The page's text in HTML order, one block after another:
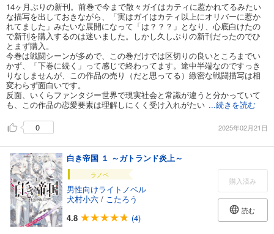
14ヶ月ぶりの新刊。前巻で今まで散々ガイはカティに惹かれてるみたい
な描写を出しておきながら、「実はガイはカティ以上にオリバーに惹か
れてました」みたいな展開になって「は？？？」となり、心底白けたの
で新刊を購入するのは迷いました。しかし久しぶりの新刊だったのでひ
とまず購入。
今巻は戦闘シーンが多めで、この巻だけでは区切りの良いところまでい
かず、「下巻に続く」って感じで終わってます。途中半端なのですっき
りなしませんが、この作品の売り（だと思ってる）緻密な戦闘描写は相
変わらず面白いです。
反面、いくらファンタジー世界で現実社会と常識が違うと分かっていて
も、この作品の恋愛要素は理解しにくく受け入れがたい ...続きを読む
0 2025年02月21日
白き帝国 １ ～ガトランド炎上～
ラノベ
男性向けライトノベル
犬村小六 / こたろう
4.8
(4)
購入済み
読む